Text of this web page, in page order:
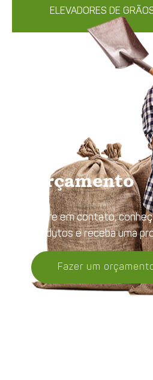
ELEVADORES DE
Orçamento
Entre em contato,
produtos e receba uma
Fazer um